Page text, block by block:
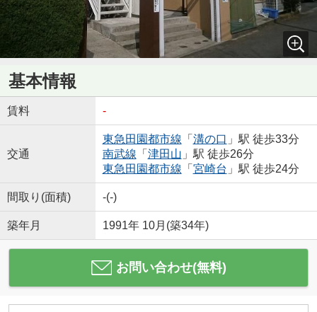
基本情報
賃料 -
交通
東急田園都市線 「 溝の口 」駅 徒歩33分
南武線 「 津田山 」駅 徒歩26分
東急田園都市線 「 宮崎台 」駅 徒歩24分
間取り(面積) -(-)
築年月 1991年 10月(築34年)
お問い合わせ(無料)